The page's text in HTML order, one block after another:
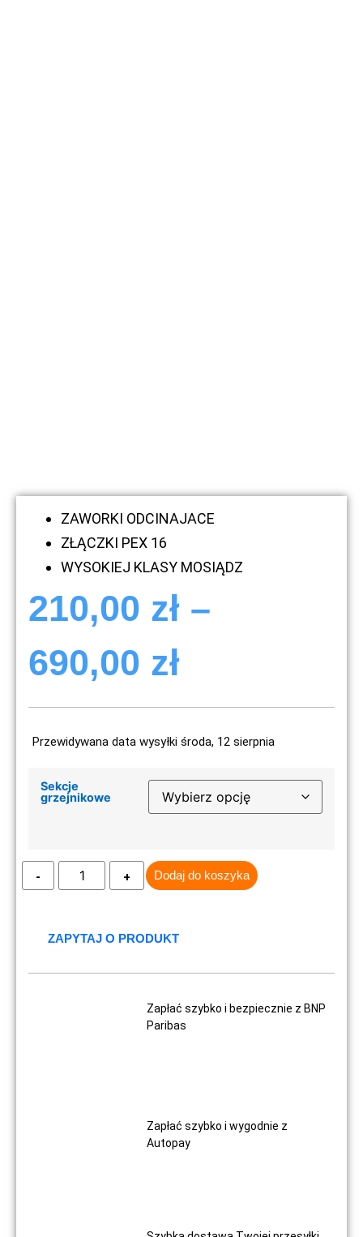
ZAWORKI ODCINAJACE
ZŁĄCZKI PEX 16
WYSOKIEJ KLASY MOSIĄDZ
210,00 zł –
690,00 zł
Przewidywana data wysyłki środa, 12 sierpnia
Sekcje
grzejnikowe
Dodaj do koszyka
ZAPYTAJ O PRODUKT
Zapłać szybko i bezpiecznie z BNP
Paribas
Zapłać szybko i wygodnie z
Autopay